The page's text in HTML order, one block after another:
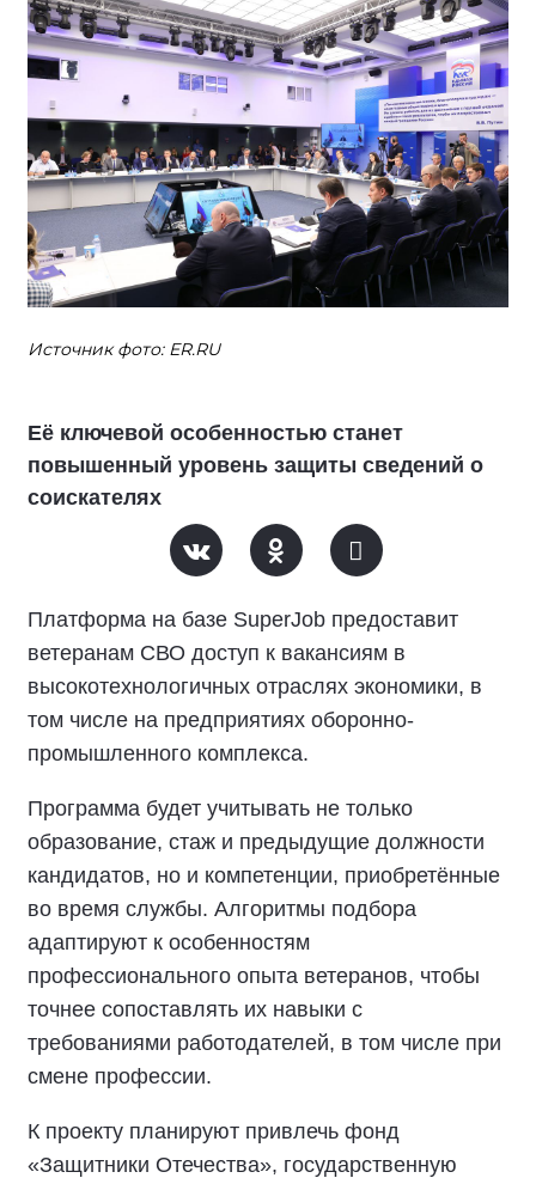
Источник фото: ER.RU
Её ключевой особенностью станет
повышенный уровень защиты сведений о
соискателях
Платформа на базе SuperJob предоставит
ветеранам СВО доступ к вакансиям в
высокотехнологичных отраслях экономики, в
том числе на предприятиях оборонно-
промышленного комплекса.
Программа будет учитывать не только
образование, стаж и предыдущие должности
кандидатов, но и компетенции, приобретённые
во время службы. Алгоритмы подбора
адаптируют к особенностям
профессионального опыта ветеранов, чтобы
точнее сопоставлять их навыки с
требованиями работодателей, в том числе при
смене профессии.
К проекту планируют привлечь фонд
«Защитники Отечества», государственную